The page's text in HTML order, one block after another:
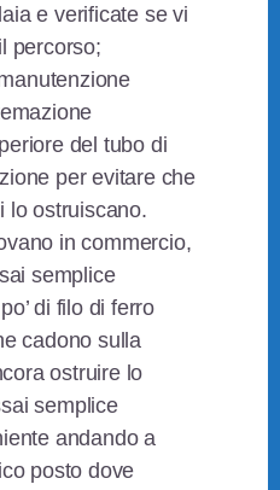
e verificate se vi
percorso;
del tubo di
per evitare che
lo ostruiscano.
in commercio,
semplice
di filo di ferro
cadono sulla
ostruire lo
semplice
andando a
posto dove